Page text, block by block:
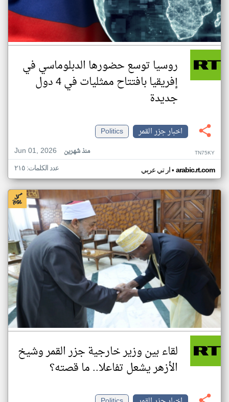
روسيا توسع حضورها الدبلوماسي في
إفريقيا بافتتاح ممثليات في 4 دول
جديدة
اخبار جزر القمر
Politics
Jun 01, 2026
منذ شهرين TN75KY
ار تي عربي• arabic.rt.com عدد الكلمات: ٢١٥
لقاء بين وزير خارجية جزر القمر وشيخ
الأزهر يشعل تفاعلا.. ما قصته؟